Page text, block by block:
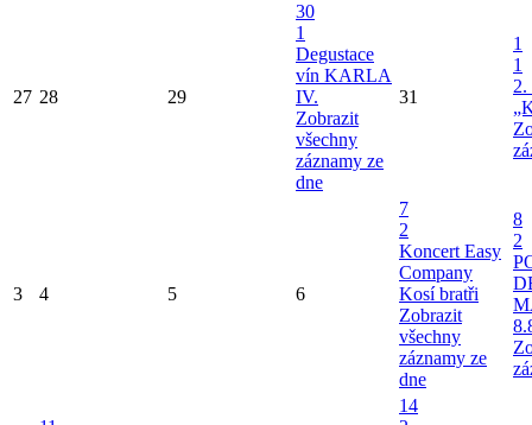
27 28 29
30
1
Degustace
vín KARLA
IV.
Zobrazit
všechny
záznamy ze
dne
31
1
1
2.
3 4 5 6
7
2
Koncert Easy
Company
Kosí bratři
Zobrazit
všechny
záznamy ze
dne
8
2
14